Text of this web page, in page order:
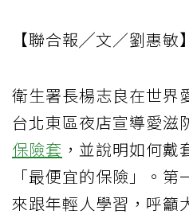
【聯合報╱文／劉惠敏】
衛生署長楊志良在世界
台北東區夜店宣導愛滋
保險套 ，並說明如何戴
「最便宜的保險」。
來跟年輕人學習，呼籲